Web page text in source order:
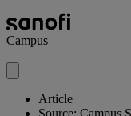
Campus
Article
Source: Campus